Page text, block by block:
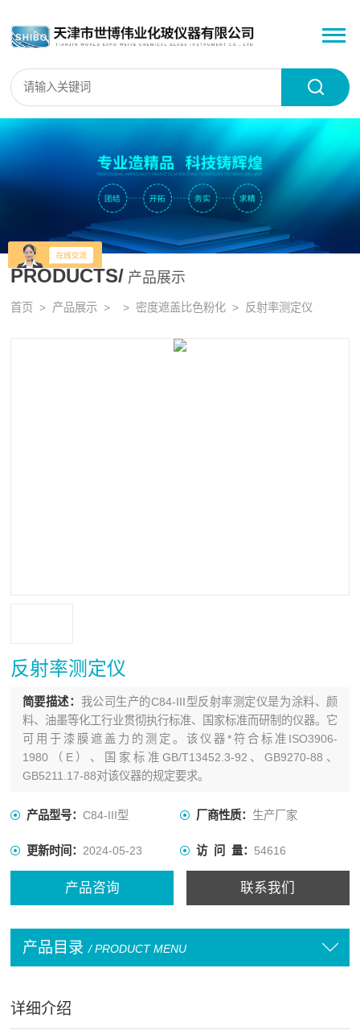
PRODUCTS/ 产品展示
首页 > 产品展示 > > 密度遮盖比色粉化 > 反射率测定仪
反射率测定仪
简要描述： 我公司生产的C84-III型反射率测定仪是为涂料、颜
料、油墨等化工行业贯彻执行标准、国家标准而研制的仪器。它
可用于漆膜遮盖力的测定。该仪器*符合标准ISO3906-
1980（E）、国家标准GB/T13452.3-92、GB9270-88、
GB5211.17-88对该仪器的规定要求。
产品型号：C84-III型 厂商性质： 生产厂家
更新时间：2024-05-23 访 问 量： 54616
产品咨询 联系我们
产品目录 / PRODUCT MENU
详细介绍